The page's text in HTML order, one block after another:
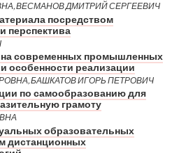
ВЕСМАНОВ ДМИТРИЙ СЕРГЕЕВИЧ
посредством
перспектива
на современных промышленных
особенности реализации
БАШКАТОВ ИГОРЬ ПЕТРОВИЧ
по самообразованию для
грамоту
образовательных
дистанционных